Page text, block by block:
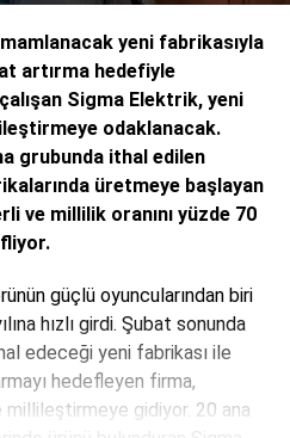
yeni fabrikasıyla
artırma hedefiyle
Sigma Elektrik, yeni
odaklanacak.
grubunda ithal edilen
üretmeye başlayan
ve millilik oranını yüzde 70
güçlü oyuncularından biri
hızlı girdi. Şubat sonunda
edeceği yeni fabrikası ile
hedefleyen firma,
gidiyor. 20 ana